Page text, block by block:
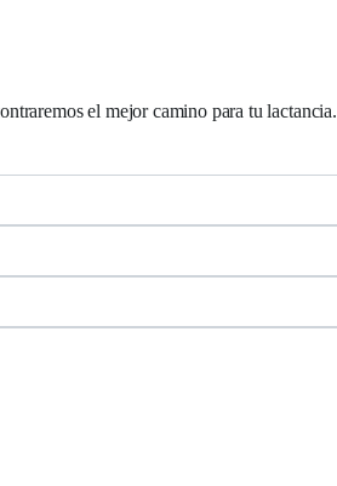
el mejor camino para tu lactancia.